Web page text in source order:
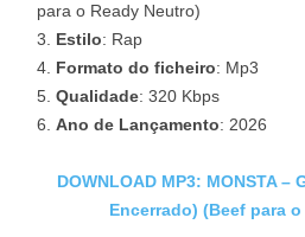
para o Ready Neutro)
Estilo: Rap
Formato do ficheiro: Mp3
Qualidade: 320 Kbps
Ano de Lançamento: 2026
DOWNLOAD MP3: MONSTA –
Encerrado) (Beef para